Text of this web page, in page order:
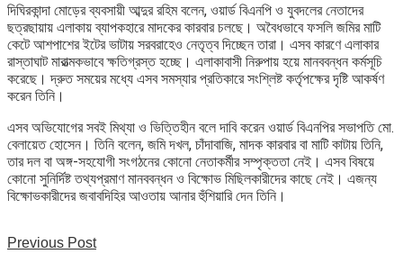
দিঘিরকান্দা মোড়ের ব্যবসায়ী আব্দুর রহিম বলেন, ওয়ার্ড বিএনপি ও যুবদলের নেতাদের
ছত্রছায়ায় এলাকায় ব্যাপকহারে মাদকের কারবার চলছে। অবৈধভাবে ফসলি জমির মাটি
কেটে আশপাশের ইটের ভাটায় সরবরাহেও নেতৃত্ব দিচ্ছেন তারা। এসব কারণে এলাকার
রাস্তাঘাট মারাত্মকভাবে ক্ষতিগ্রস্ত হচ্ছে। এলাকাবাসী নিরুপায় হয়ে মানববন্ধন কর্মসূচি
করেছে। দ্রুত সময়ের মধ্যে এসব সমস্যার প্রতিকারে সংশ্লিষ্ট কর্তৃপক্ষের দৃষ্টি আকর্ষণ
করেন তিনি।
এসব অভিযোগের সবই মিথ্যা ও ভিত্তিহীন বলে দাবি করেন ওয়ার্ড বিএনপির সভাপতি মো.
বেলায়েত হোসেন। তিনি বলেন, জমি দখল, চাঁদাবাজি, মাদক কারবার বা মাটি কাটায় তিনি,
তার দল বা অঙ্গ-সহযোগী সংগঠনের কোনো নেতাকর্মীর সম্পৃক্ততা নেই। এসব বিষয়ে
কোনো সুনির্দিষ্ট তথ্যপ্রমাণ মানববন্ধন ও বিক্ষোভ মিছিলকারীদের কাছে নেই। এজন্য
বিক্ষোভকারীদের জবাবদিহির আওতায় আনার হুঁশিয়ারি দেন তিনি।
Previous Post